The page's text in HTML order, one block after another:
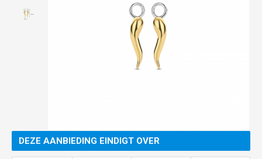
DEZE AANBIEDING EINDIGT OVER